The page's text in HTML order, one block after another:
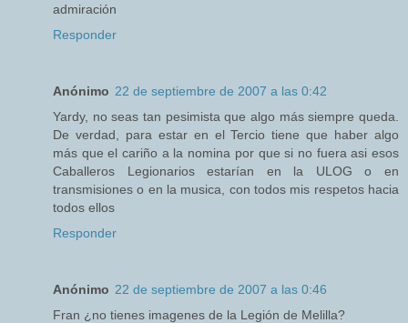
admiración
Responder
Anónimo 22 de septiembre de 2007 a las 0:42
Yardy, no seas tan pesimista que algo más siempre queda.
De verdad, para estar en el Tercio tiene que haber algo
más que el cariño a la nomina por que si no fuera asi esos
Caballeros Legionarios estarían en la ULOG o en
transmisiones o en la musica, con todos mis respetos hacia
todos ellos
Responder
Anónimo 22 de septiembre de 2007 a las 0:46
Fran ¿no tienes imagenes de la Legión de Melilla?